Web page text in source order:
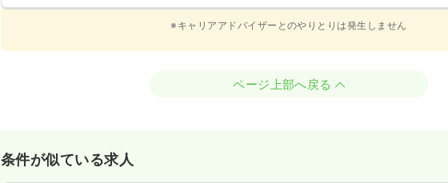
※キャリアアドバイザーとのやりとりは発生しません
ページ上部へ戻る
条件が似ている求人